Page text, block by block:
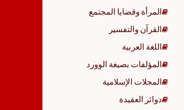
المرأة وقضايا المجتمع
القرآن والتفسير
اللغة العربية
المؤلفات بصيغة الوورد
المجلات الإسلامية
دوائر العقيدة